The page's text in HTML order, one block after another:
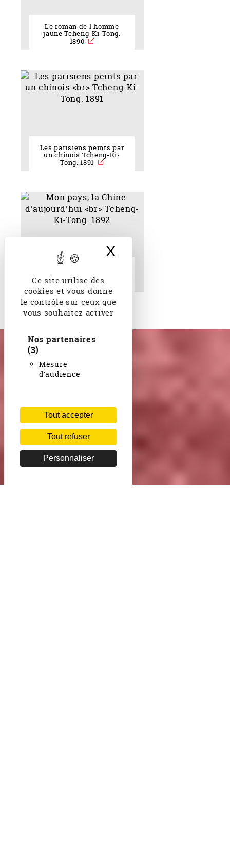
Ce site utilise des
cookies et vous donne
le contrôle sur ceux que
vous souhaitez activer
Nos partenaires
(3)
Mesure
d'audience
Tout accepter
Tout refuser
Personnaliser
X
Le roman de l'homme
jaune Tcheng-Ki-Tong.
1890
Les parisiens peints par
un chinois Tcheng-Ki-
Tong. 1891
d'aujourd'hui Tcheng-Ki-
Tong. 1892